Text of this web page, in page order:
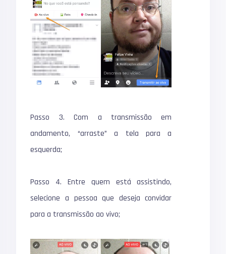
Passo 3. Com a transmissão em
andamento, “arraste” a tela para a
esquerda;
Passo 4. Entre quem está assistindo,
selecione a pessoa que deseja convidar
para a transmissão ao vivo;